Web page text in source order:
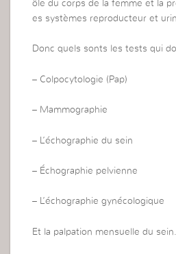
ôle du corps de la femme et la
es systèmes reproducteur et
Donc quels sonts les tests qui
– Colpocytologie (Pap)
– Mammographie
– L’échographie du sein
– Échographie pelvienne
– L’échographie gynécologique
Et la palpation mensuelle du sein.